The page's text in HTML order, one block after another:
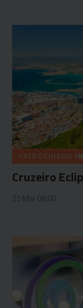
PATROCINADO
Cruzeiro
25 Mai 08:00